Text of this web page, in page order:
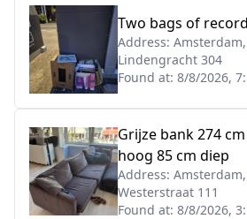
Two bags of
Address:
Lindengracht 304
Found at: 8/8/2026,
Grijze bank 274
hoog 85 cm diep
Address:
Westerstraat 111
Found at: 8/8/2026,